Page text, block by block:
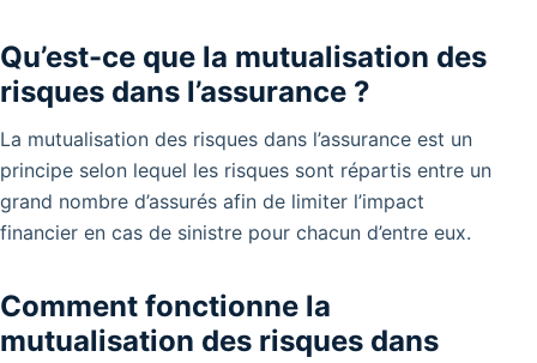
Qu’est-ce que la mutualisation des
risques dans l’assurance ?
La mutualisation des risques dans l’assurance est un
principe selon lequel les risques sont répartis entre un
grand nombre d’assurés afin de limiter l’impact
financier en cas de sinistre pour chacun d’entre eux.
Comment fonctionne la
mutualisation des risques dans